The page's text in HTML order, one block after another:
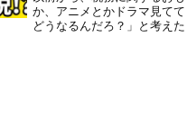
か、アニメとかドラマ見て
どうなるんだろ？」と考え